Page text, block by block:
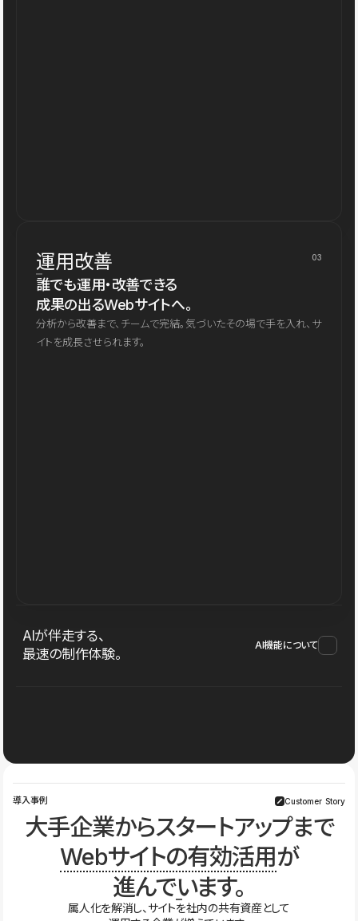
運用改善 03
誰でも運用・改善できる
成果の出るWebサイトへ。
分析から改善まで、チームで完結。気づいたその場で手を入れ、サ
イトを成長させられます。
AIが伴走する、
最速の制作体験。
AI機能について
導入事例 Customer Story
大手企業からスタートアップまで
Webサイトの有効活用が
進んでいます。
属人化を解消し、サイトを社内の共有資産として